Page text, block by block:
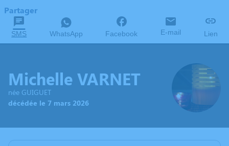
Partager
SMS WhatsApp Facebook E-mail Lien
Michelle VARNET
née GUIGUET
décédée le 7 mars 2026